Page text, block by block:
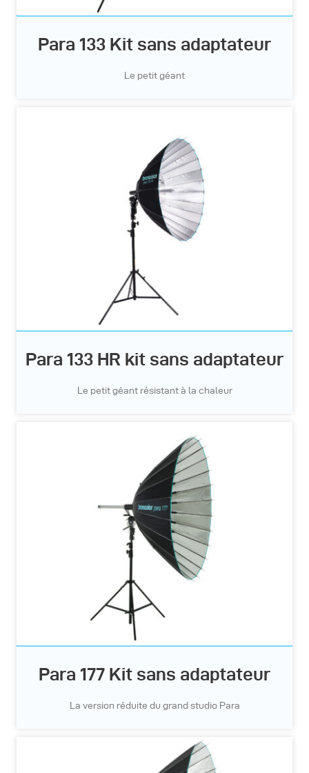
Para 133 Kit sans adaptateur
Le petit géant
Para 133 HR kit sans adaptateur
Le petit géant résistant à la chaleur
Para 177 Kit sans adaptateur
La version réduite du grand studio Para